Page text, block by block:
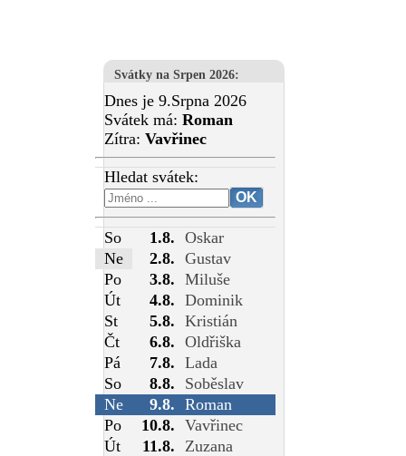
Svátky na Srpen 2026:
Dnes je 9.Srpna 2026
Svátek má: Roman
Zítra: Vavřinec
Hledat svátek:
So 1.8. Oskar
Ne
2.8. Gustav
Po
3.8. Miluše
Út
4.8. Dominik
St
5.8. Kristián
Čt
6.8. Oldřiška
Pá
7.8. Lada
So
8.8.
Soběslav
Ne
9.8. Roman
Po
10.8. Vavřinec
Út
11.8.
Zuzana